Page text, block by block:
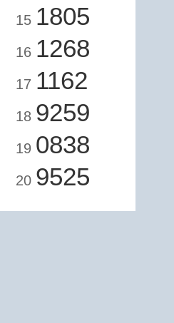
15 1805
16 1268
17 1162
18 9259
19 0838
20 9525